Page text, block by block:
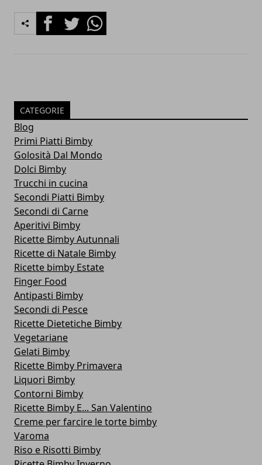
FacebookTwitterWhatsapp
CATEGORIE
Blog
Primi Piatti Bimby
Golosità Dal Mondo
Dolci Bimby
Trucchi in cucina
Secondi Piatti Bimby
Secondi di Carne
Aperitivi Bimby
Ricette Bimby Autunnali
Ricette di Natale Bimby
Ricette bimby Estate
Finger Food
Antipasti Bimby
Secondi di Pesce
Ricette Dietetiche Bimby
Vegetariane
Gelati Bimby
Ricette Bimby Primavera
Liquori Bimby
Contorni Bimby
Ricette Bimby E... San Valentino
Creme per farcire le torte bimby
Varoma
Riso e Risotti Bimby